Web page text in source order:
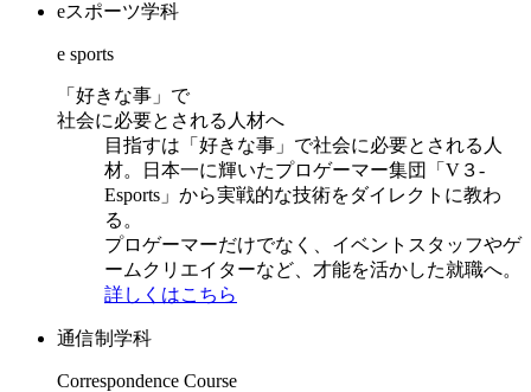
eスポーツ学科
e sports
「好きな事」で
社会に必要とされる人材へ
目指すは「好きな事」で社会に必要とされる人
材。日本一に輝いたプロゲーマー集団「V３-
Esports」から実戦的な技術をダイレクトに教わ
る。
プロゲーマーだけでなく、イベントスタッフやゲ
ームクリエイターなど、才能を活かした就職へ。
詳しくはこちら
通信制学科
Correspondence Course